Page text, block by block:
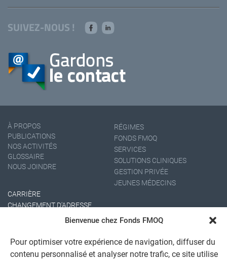
Bienvenue chez Fonds FMOQ
Pour optimiser votre expérience de navigation, diffuser du
contenu personnalisé et analyser notre trafic, ce site utilise
SUIVEZ-NOUS !
À PROPOS
PUBLICATIONS
NOS ACTIVITÉS
GLOSSAIRE
NOUS JOINDRE
RÉGIMES
FONDS FMOQ
SERVICES
SOLUTIONS CLINIQUES
GESTION PRIVÉE
JEUNES MÉDECINS
CARRIÈRE
CHANGEMENT D'ADRESSE